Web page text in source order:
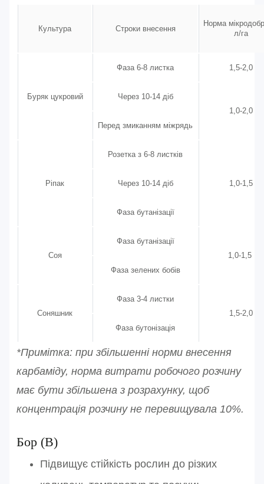
Культура Строки внесення
Норма
л/га
Буряк цукровий
Фаза 6-8 листка 1,5-2,0
Через 10-14 діб
1,0-2,0
Перед змиканням міжрядь
Ріпак
Розетка з 6-8 листків
1,0-1,5
Через 10-14 діб
Фаза бутанізації
Соя
Фаза бутанізації
1,0-1,5
Фаза зелених бобів
Соняшник
Фаза 3-4 листки
1,5-2,0
Фаза бутонізація
*Примітка: при збільшенні норми внесення
карбаміду, норма витрати робочого розчину
має бути збільшена з розрахунку, щоб
концентрація розчину не перевищувала 10%.
Бор (В)
Підвищує стійкість рослин до різких